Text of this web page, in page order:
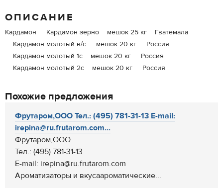
ОПИСАНИЕ
Кардамон Кардамон зерно мешок 25 кг Гватемала
Кардамон молотый в/с мешок 20 кг Россия
Кардамон молотый 1с мешок 20 кг Россия
Кардамон молотый 2с мешок 20 кг Россия
Похожие предложения
Фрутаром,ООО Тел.: (495) 781-31-13 E-mail:
irepina@ru.frutarom.com...
Фрутаром,ООО
Тел.: (495) 781-31-13
E-mail: irepina@ru.frutarom.com
Ароматизаторы и вкусаароматические...